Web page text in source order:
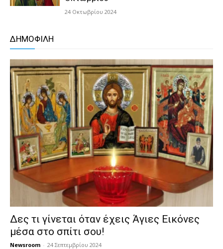
24 Οκτωβρίου 2024
ΔΗΜΟΦΙΛΗ
Δες τι γίνεται όταν έχεις Άγιες Εικόνες
μέσα στο σπίτι σου!
Newsroom - 24 Σεπτεμβρίου 2024